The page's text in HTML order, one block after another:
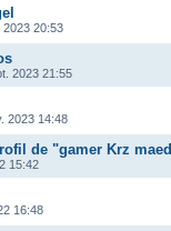
2023 20:53
2023 21:55
2023 14:48
de "gamer Krz maed
15:42
16:48